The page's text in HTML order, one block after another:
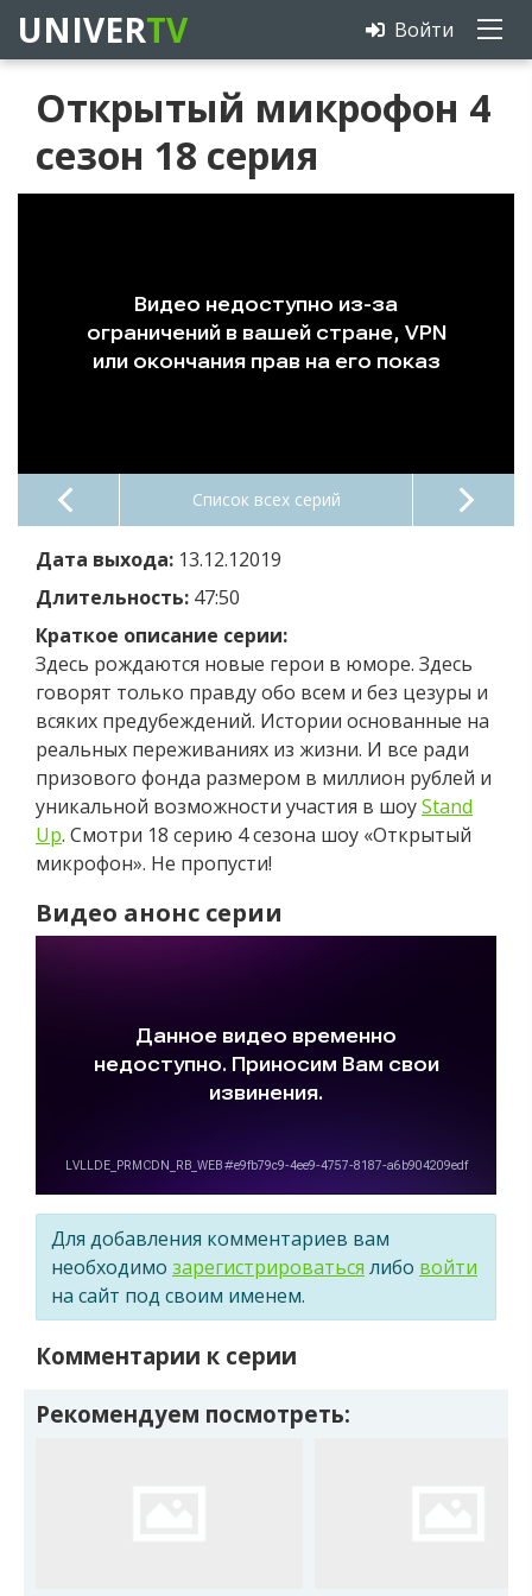
UNIVERTV Войти
Открытый микрофон 4
сезон 18 серия
Список всех серий
Дата выхода: 13.12.12019
Длительность: 47:50
Краткое описание серии:
Здесь рождаются новые герои в юморе. Здесь
говорят только правду обо всем и без цезуры и
всяких предубеждений. Истории основанные на
реальных переживаниях из жизни. И все ради
призового фонда размером в миллион рублей и
уникальной возможности участия в шоуStand
Up. Смотри 18 серию 4 сезона шоу «Открытый
микрофон». Не пропусти!
Видео анонс серии
Для добавления комментариев вам
необходимо зарегистрироваться либо войти
на сайт под своим именем.
Комментарии к серии
Рекомендуем посмотреть: